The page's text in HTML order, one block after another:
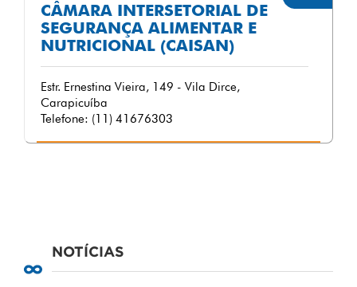
CÂMARA INTERSETORIAL DE
SEGURANÇA ALIMENTAR E
NUTRICIONAL (CAISAN)
Estr. Ernestina Vieira, 149 - Vila Dirce,
Carapicuíba
Telefone: (11) 41676303
NOTÍCIAS